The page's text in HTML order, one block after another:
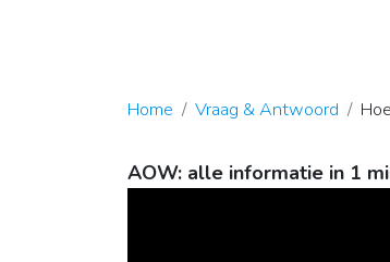
Home Vraag & Antwoord
AOW: alle informatie in 1